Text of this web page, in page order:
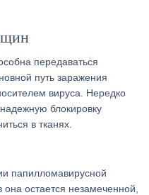
передаваться
путь заражения
вируса. Нередко
блокировку
в тканях.
папилломавирусной
остается незамеченной,